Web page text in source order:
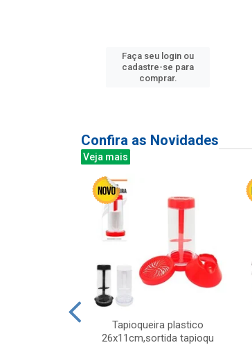
Faça seu login ou
cadastre-se para
comprar.
Confira as Novidades
Veja mais
Tapioqueira plastico
26x11cm,sortida tapioqu